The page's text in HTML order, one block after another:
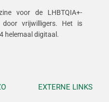
voor de LHBTQIA+-
vrijwilligers. Het is
helemaal digitaal.
EXTERNE LINKS